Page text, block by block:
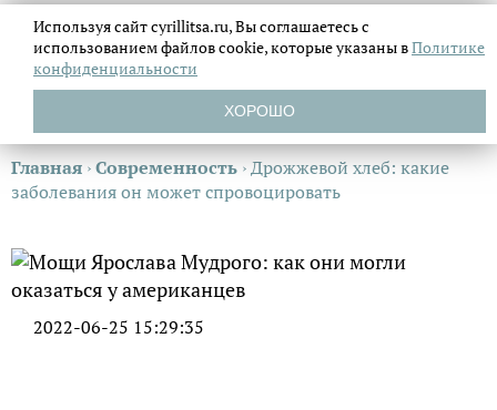
Главная ›Современность ›Дрожжевой хлеб: какие
заболевания он может спровоцировать
2022-06-25 15:29:35
Используя сайт cyrillitsa.ru, Вы соглашаетесь с
использованием файловcookie, которые указаны вПолитике
конфиденциальности
ХОРОШО